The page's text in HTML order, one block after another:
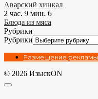
Аварский хинкал
2 час. 9 мин. 6
Блюда из мяса
Рубрики
Рубрики
Размещение рекламы
© 2026 ИзыскON